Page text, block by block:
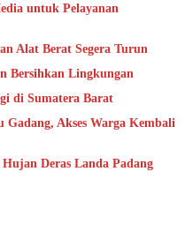
untuk Pelayanan
Alat Berat Segera Turun
Bersihkan Lingkungan
di Sumatera Barat
Akses Warga Kembali
Deras Landa Padang